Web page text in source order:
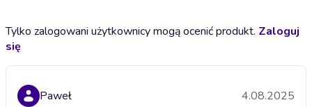
Tylko zalogowani użytkownicy mogą ocenić produkt. Zaloguj
się
Paweł 4.08.2025